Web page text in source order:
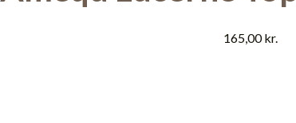
165,00kr.